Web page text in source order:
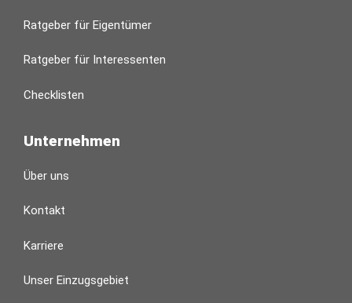
Ratgeber für Eigentümer
Ratgeber für Interessenten
Checklisten
Unternehmen
Über uns
Kontakt
Karriere
Unser Einzugsgebiet